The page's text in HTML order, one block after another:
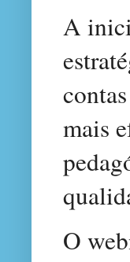
A
mais
O